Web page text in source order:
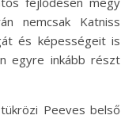
nemcsak Katniss
és képességeit is
egyre inkább részt
Peeves belső